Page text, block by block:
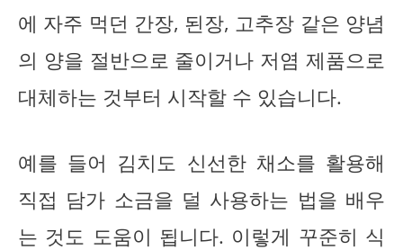
에 자주 먹던 간장, 된장, 고추장 같은 양념
의 양을 절반으로 줄이거나 저염 제품으로
대체하는 것부터 시작할 수 있습니다.
예를 들어 김치도 신선한 채소를 활용해
직접 담가 소금을 덜 사용하는 법을 배우
는 것도 도움이 됩니다. 이렇게 꾸준히 식